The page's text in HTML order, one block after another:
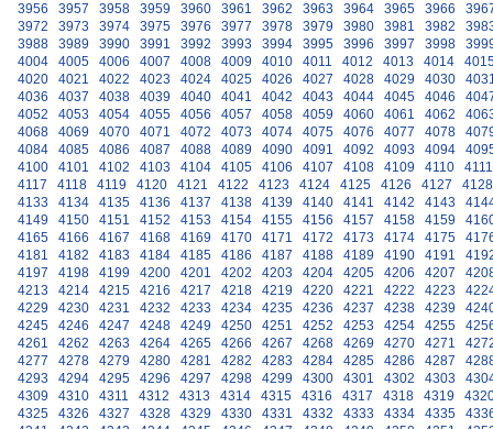
3956
3957 3958 3959 3960 3961 3962 3963 3964 3965 3966
3972
3973 3974 3975 3976 3977 3978 3979 3980 3981 3982
3988
3989 3990 3991 3992 3993 3994 3995 3996 3997 3998
4004
4005 4006 4007 4008 4009 4010 4011 4012 4013 4014
4020
4021 4022 4023 4024 4025 4026 4027 4028 4029 4030
4036
4037 4038 4039 4040 4041 4042 4043 4044 4045 4046
4052
4053 4054 4055 4056 4057 4058 4059 4060 4061 4062
4068
4069 4070 4071 4072 4073 4074 4075 4076 4077 4078
4084
4085 4086 4087 4088 4089 4090 4091 4092 4093 4094
4100
4101 4102 4103 4104 4105 4106 4107 4108 4109 4110
4111
4117
4118 4119 4120 4121 4122 4123 4124 4125 4126 4127
4128
4133
4134 4135 4136 4137 4138 4139 4140 4141 4142 4143
4149
4150 4151 4152 4153 4154 4155 4156 4157 4158 4159
4165
4166 4167 4168 4169 4170 4171 4172 4173 4174 4175
4181
4182 4183 4184 4185 4186 4187 4188 4189 4190 4191
4197
4198 4199 4200 4201 4202 4203 4204 4205 4206 4207
4213
4214 4215 4216 4217 4218 4219 4220 4221 4222 4223
4229
4230 4231 4232 4233 4234 4235 4236 4237 4238 4239
4245
4246 4247 4248 4249 4250 4251 4252 4253 4254 4255
4261
4262 4263 4264 4265 4266 4267 4268 4269 4270 4271
4277
4278 4279 4280 4281 4282 4283 4284 4285 4286 4287
4293
4294 4295 4296 4297 4298 4299 4300 4301 4302 4303
4309
4310 4311 4312 4313 4314 4315 4316 4317 4318 4319
4325
4326 4327 4328 4329 4330 4331 4332 4333 4334 4335